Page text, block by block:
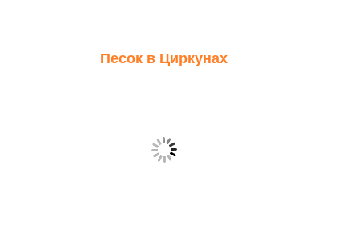
Песок в Циркунах